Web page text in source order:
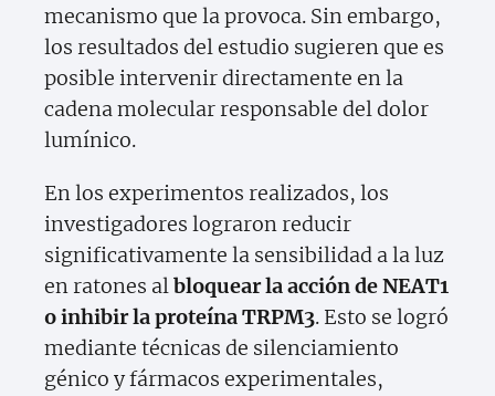
mecanismo que la provoca. Sin embargo,
los resultados del estudio sugieren que es
posible intervenir directamente en la
cadena molecular responsable del dolor
lumínico.
En los experimentos realizados, los
investigadores lograron reducir
significativamente la sensibilidad a la luz
en ratones albloquear la acción de NEAT1
o inhibir la proteína TRPM3. Esto se logró
mediante técnicas de silenciamiento
génico y fármacos experimentales,